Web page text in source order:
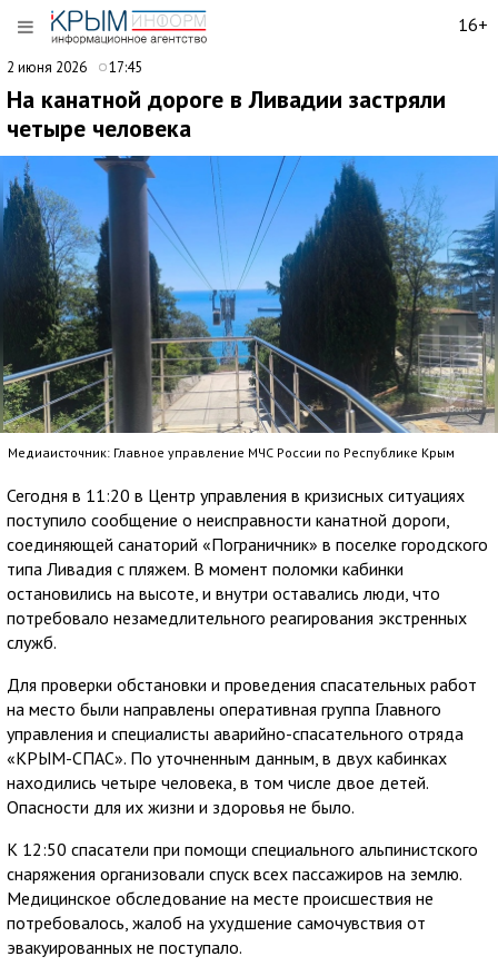
16+
2 июня 2026 17:45
На канатной дороге в Ливадии застряли
четыре человека
Медиаисточник: Главное управление МЧС России по Республике Крым
Сегодня в 11:20 в Центр управления в кризисных ситуациях
поступило сообщение о неисправности канатной дороги,
соединяющей санаторий «Пограничник» в поселке городского
типа Ливадия с пляжем. В момент поломки кабинки
остановились на высоте, и внутри оставались люди, что
потребовало незамедлительного реагирования экстренных
служб.
Для проверки обстановки и проведения спасательных работ
на место были направлены оперативная группа Главного
управления и специалисты аварийно-спасательного отряда
«КРЫМ-СПАС». По уточненным данным, в двух кабинках
находились четыре человека, в том числе двое детей.
Опасности для их жизни и здоровья не было.
К 12:50 спасатели при помощи специального альпинистского
снаряжения организовали спуск всех пассажиров на землю.
Медицинское обследование на месте происшествия не
потребовалось, жалоб на ухудшение самочувствия от
эвакуированных не поступало.